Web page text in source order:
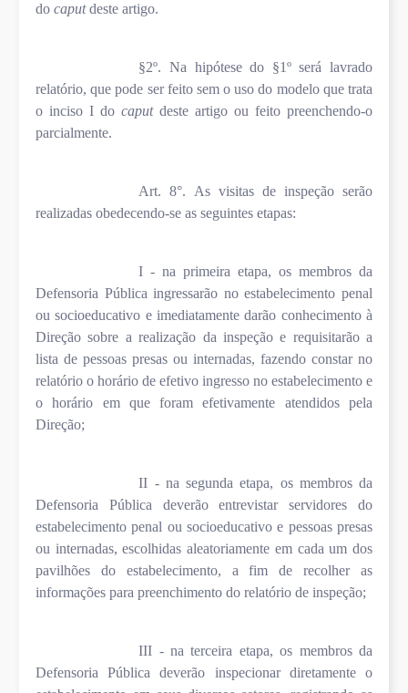
do caputdeste artigo.
§2º. Na hipótese do §1º será lavrado
relatório, que pode ser feito sem o uso do modelo que trata
o inciso I do caput deste artigo ou feito preenchendo-o
parcialmente.
Art. 8°. As visitas de inspeção serão
realizadas obedecendo-se as seguintes etapas:
I - na primeira etapa, os membros da
Defensoria Pública ingressarão no estabelecimento penal
ou socioeducativo e imediatamente darão conhecimento à
Direção sobre a realização da inspeção e requisitarão a
lista de pessoas presas ou internadas, fazendo constar no
relatório o horário de efetivo ingresso no estabelecimento e
o horário em que foram efetivamente atendidos pela
Direção;
II - na segunda etapa, os membros da
Defensoria Pública deverão entrevistar servidores do
estabelecimento penal ou socioeducativo e pessoas presas
ou internadas, escolhidas aleatoriamente em cada um dos
pavilhões do estabelecimento, a fim de recolher as
informações para preenchimento do relatório de inspeção;
III - na terceira etapa, os membros da
Defensoria Pública deverão inspecionar diretamente o